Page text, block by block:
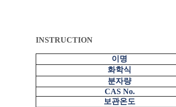
INSTRUCTION
이명
화학식
분자량
CAS No.
보관온도